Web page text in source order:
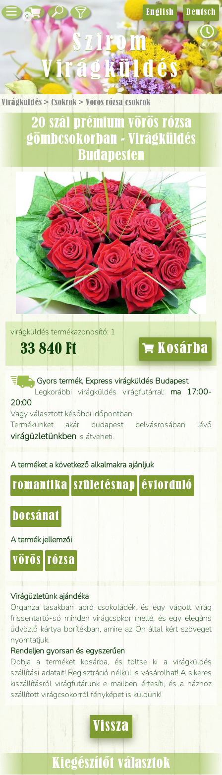
0
Virágküldés > Csokrok > Vörös rózsa csokrok
20 szál prémium vörös rózsa
gömbcsokorban - Virágküldés
Budapesten
virágküldés termékazonosító: 1
33 840 Ft Kosárba
Gyors termék, Express virágküldés Budapest
Legkorábbi virágküldés virágfutárral: ma 17:00-
20:00
Vagy választott későbbi időpontban.
Termékünket akár budapest belvásrosában lévő
virágüzletünkben is átveheti.
A terméket a következő alkalmakra ajánljuk
romantika születésnap évforduló
bocsánat
A termék jellemzői
vörös rózsa
Virágüzletünk ajándéka
Organza tasakban apró csokoládék, és egy vágott virág
frissentartó-só minden virágcsokor mellé, és egy elegáns
üdvözlő kártya borítékban, amire az Ön által kért szöveget
nyomtatjuk.
Rendeljen gyorsan és egyszerűen
Dobja a terméket kosárba, és töltse ki a virágküldés
szállítási adatait! Regisztráció nélkül is vásárolhat! A sikeres
kiszállításról virágfutárunk e-mailben értesíti, és a házhoz
szállított virágcsokorról fényképet is küldünk!
Vissza
Kiegészítőt választok
English Deutsch
Szirom
Virágküldés